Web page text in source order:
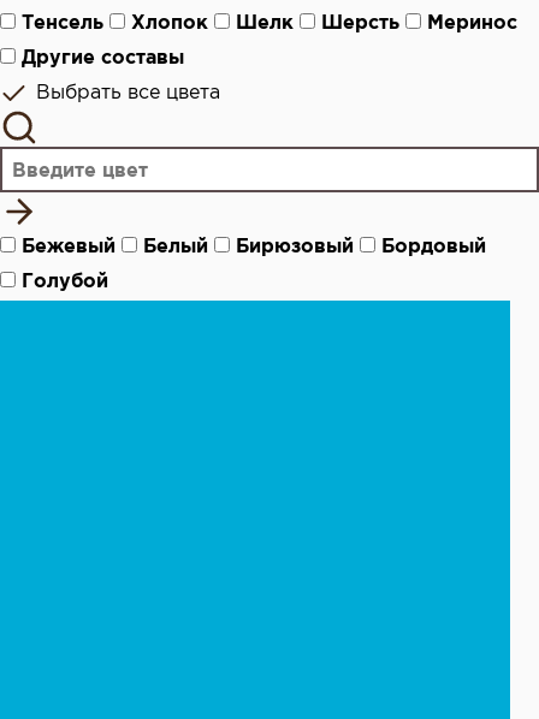
Тенсель
Хлопок Шелк Шерсть
Меринос
Другие составы
Выбрать все цвета
Бежевый Белый Бирюзовый
Бордовый
Голубой